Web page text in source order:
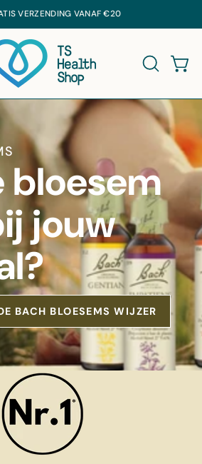
MET 25% KORTING. CODE:
VERZENDING VANAF €20
bloesem
jouw
BACH BLOESEMS WIJZER